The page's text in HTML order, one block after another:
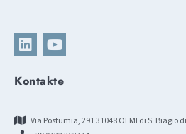
Kontakte
Via Postumia, 291 31048 OLMI di S. Biagio